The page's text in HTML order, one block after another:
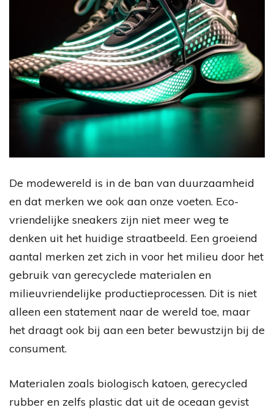
De modewereld is in de ban van duurzaamheid
en dat merken we ook aan onze voeten. Eco-
vriendelijke sneakers zijn niet meer weg te
denken uit het huidige straatbeeld. Een groeiend
aantal merken zet zich in voor het milieu door het
gebruik van gerecyclede materialen en
milieuvriendelijke productieprocessen. Dit is niet
alleen een statement naar de wereld toe, maar
het draagt ook bij aan een beter bewustzijn bij de
consument.
Materialen zoals biologisch katoen, gerecycled
rubber en zelfs plastic dat uit de oceaan gevist